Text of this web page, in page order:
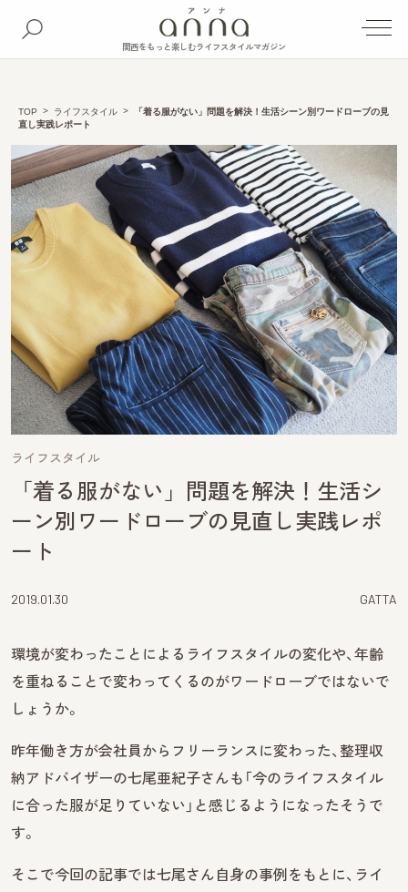
関西をもっと楽しむライフスタイルマガジン
TOP ライフスタイル
「着る服がない」問題を解決！生活シーン別ワードローブの見
直し実践レポート
ライフスタイル
「着る服がない」問題を解決！生活シ
ーン別ワードローブの見直し実践レポ
ート
2019.01.30 GATTA
環境が変わったことによるライフスタイルの変化や、年齢
を重ねることで変わってくるのがワードローブではないで
しょうか。
昨年働き方が会社員からフリーランスに変わった、整理収
納アドバイザーの七尾亜紀子さんも「今のライフスタイル
に合った服が足りていない」と感じるようになったそうで
す。
そこで今回の記事では七尾さん自身の事例をもとに、ライ